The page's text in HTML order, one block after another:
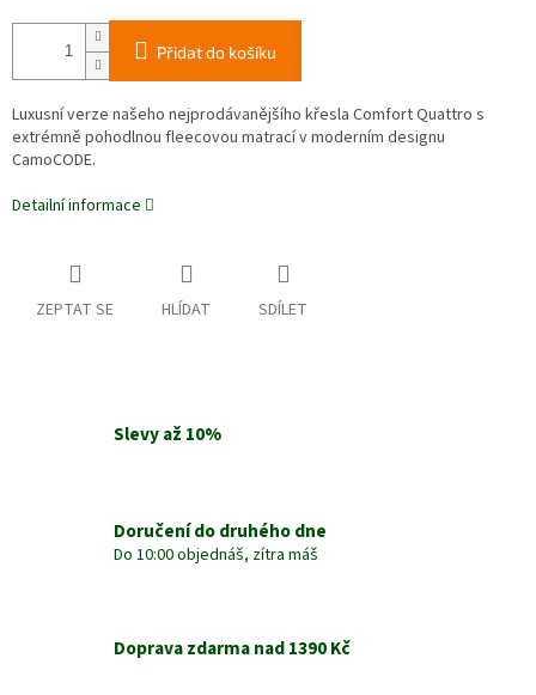
Přidat do košíku
Luxusní verze našeho nejprodávanějšího křesla Comfort Quattro s
extrémně pohodlnou fleecovou matrací v moderním designu
CamoCODE.
Detailní informace
ZEPTAT SE HLÍDAT SDÍLET
Slevy až 10%
Doručení do druhého dne
Do 10:00 objednáš, zítra máš
Doprava zdarma nad 1390 Kč